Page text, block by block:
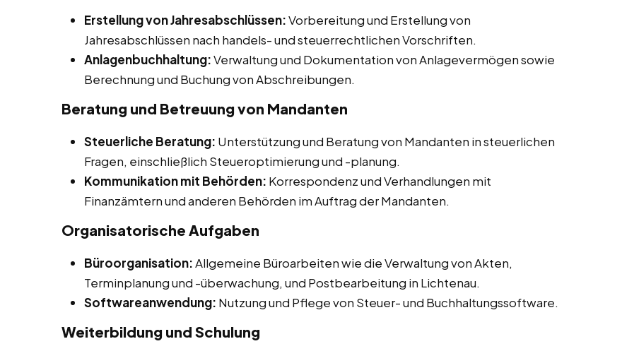
Erstellung von Jahresabschlüssen:Vorbereitung und Erstellung von
Jahresabschlüssen nach handels- und steuerrechtlichen Vorschriften.
Anlagenbuchhaltung:Verwaltung und Dokumentation von Anlagevermögen sowie
Berechnung und Buchung von Abschreibungen.
Beratung und Betreuung von Mandanten
Steuerliche Beratung: Unterstützung und Beratung von Mandanten in steuerlichen
Fragen, einschließlich Steueroptimierung und -planung.
Kommunikation mit Behörden: Korrespondenz und Verhandlungen mit
Finanzämtern und anderen Behörden im Auftrag der Mandanten.
Organisatorische Aufgaben
Büroorganisation:Allgemeine Büroarbeiten wie die Verwaltung von Akten,
Terminplanung und -überwachung, und Postbearbeitung in Lichtenau.
Softwareanwendung: Nutzung und Pflege von Steuer- und Buchhaltungssoftware.
Weiterbildung und Schulung